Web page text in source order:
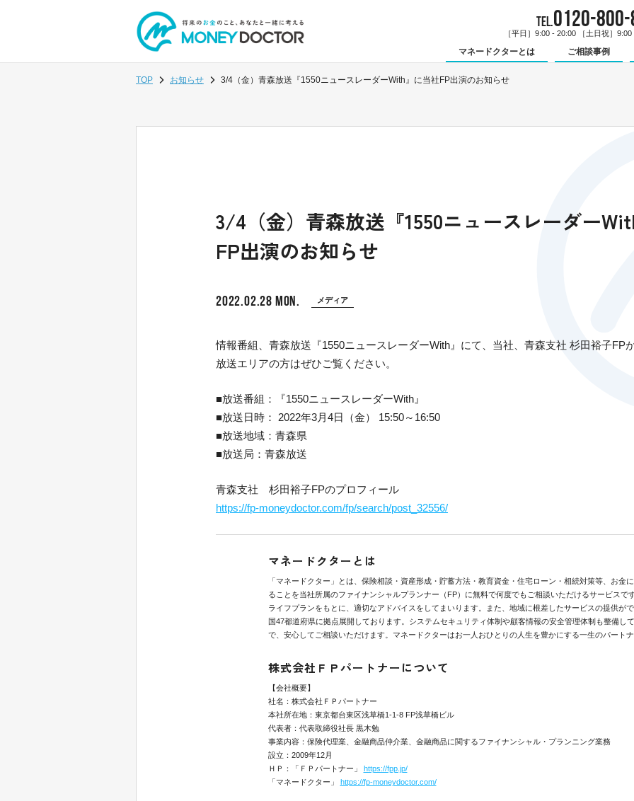
TEL. 0120-
［平日］9:00 - 20:00 ［土日祝］
マネードクターとは ご相談事例
TOP お知らせ 3/4（金）青森放送『1550ニュースレーダーWith』に当社FP出演のお知らせ
3/4（金）青森放送『1550ニュースレーダー
FP出演のお知らせ
2022.02.28 MON. メディア
情報番組、青森放送『1550ニュースレーダーWith』にて、当社、青森支社 杉田裕子FP
放送エリアの方はぜひご覧ください。
■放送番組：『1550ニュースレーダーWith』
■放送日時： 2022年3月4日（金） 15:50～16:50
■放送地域：青森県
■放送局：青森放送
青森支社 杉田裕子FPのプロフィール
https://fp-moneydoctor.com/fp/search/post_32556/
マネードクターとは
「マネードクター」とは、保険相談・資産形成・貯蓄方法・教育資金・住宅ローン・相続対策等、お金
ることを当社所属のファイナンシャルプランナー（FP）に無料で何度でもご相談いただけるサービスで
ライフプランをもとに、適切なアドバイスをしてまいります。また、地域に根差したサービスの提供が
国47都道府県に拠点展開しております。システムセキュリティ体制や顧客情報の安全管理体制も整備し
で、安心してご相談いただけます。マネードクターはお一人おひとりの人生を豊かにする一生のパート
株式会社ＦＰパートナーについて
【会社概要】
社名：株式会社ＦＰパートナー
本社所在地：東京都台東区浅草橋1-1-8 FP浅草橋ビル
代表者：代表取締役社長 黒木勉
事業内容：保険代理業、金融商品仲介業、金融商品に関するファイナンシャル・プランニング業務
設立：2009年12月
ＨＰ：「ＦＰパートナー」 https://fpp.jp/
「マネードクター」 https://fp-moneydoctor.com/